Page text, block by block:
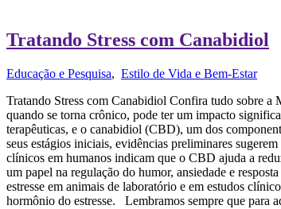
Tratando Stress com Canabidiol
Educação e Pesquisa, Estilo de Vida e Bem-Estar
Tratando Stress com Canabidiol Confira tudo sobre a
quando se torna crônico, pode ter um impacto
terapêuticas, e o canabidiol (CBD), um dos
seus estágios iniciais, evidências preliminares
clínicos em humanos indicam que o CBD ajuda a
um papel na regulação do humor, ansiedade e
estresse em animais de laboratório e em estudos
hormônio do estresse. Lembramos sempre que para